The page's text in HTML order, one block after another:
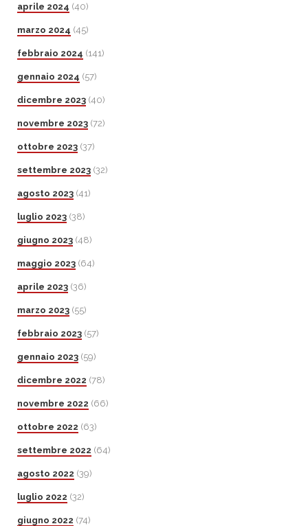
aprile 2024 (40)
marzo 2024 (45)
febbraio 2024 (141)
gennaio 2024 (57)
dicembre 2023 (40)
novembre 2023 (72)
ottobre 2023 (37)
settembre 2023 (32)
agosto 2023 (41)
luglio 2023 (38)
giugno 2023 (48)
maggio 2023 (64)
aprile 2023 (36)
marzo 2023 (55)
febbraio 2023 (57)
gennaio 2023 (59)
dicembre 2022 (78)
novembre 2022 (66)
ottobre 2022 (63)
settembre 2022 (64)
agosto 2022 (39)
luglio 2022 (32)
giugno 2022 (74)